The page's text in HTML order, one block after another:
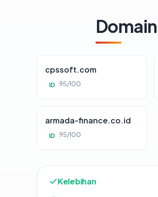
cpssoft.com
ID 95/100
armada-finance.co.id
ID 95/100
Kelebihan